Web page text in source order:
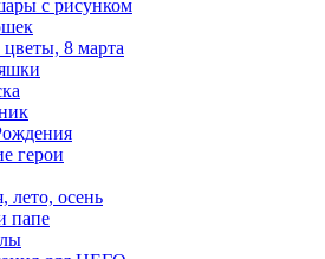
с рисунком
8 марта
герои
лето, осень
папе